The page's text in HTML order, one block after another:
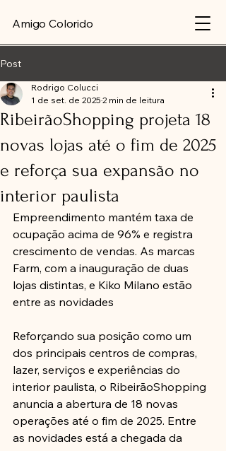
Amigo Colorido
Post
RibeirãoShopping projeta 18
novas lojas até o fim de 2025
e reforça sua expansão no
interior paulista
Rodrigo Colucci
1 de set. de 2025 2 min de leitura
Empreendimento mantém taxa de
ocupação acima de 96% e registra
crescimento de vendas. As marcas
Farm, com a inauguração de duas
lojas distintas, e Kiko Milano estão
entre as novidades
Reforçando sua posição como um
dos principais centros de compras,
lazer, serviços e experiências do
interior paulista, o RibeirãoShopping
anuncia a abertura de 18 novas
operações até o fim de 2025. Entre
as novidades está a chegada da